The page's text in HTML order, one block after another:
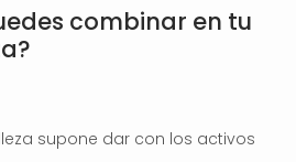
combinar en tu
supone dar con los activos